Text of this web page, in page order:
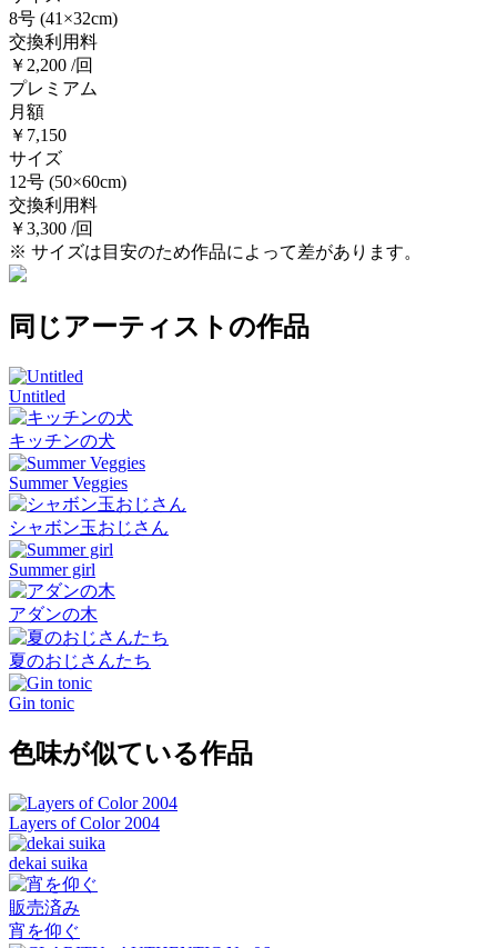
8号 (41×32cm)
交換利用料
￥2,200 /回
プレミアム
月額
￥7,150
サイズ
12号 (50×60cm)
交換利用料
￥3,300 /回
※ サイズは目安のため作品によって差があります。
同じアーティストの作品
Untitled
キッチンの犬
Summer Veggies
シャボン玉おじさん
Summer girl
アダンの木
夏のおじさんたち
Gin tonic
色味が似ている作品
Layers of Color 2004
dekai suika
販売済み
宵を仰ぐ